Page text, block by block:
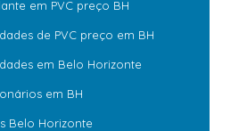
em PVC preço BH
de PVC preço em BH
em Belo Horizonte
em BH
Belo Horizonte